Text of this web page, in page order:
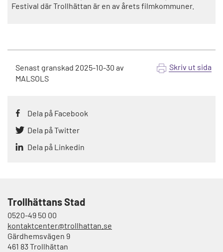
Festival där Trollhättan är en av årets filmkommuner.
Senast granskad 2025-10-30 av
MALSOLS
Skriv ut sida
Dela på Facebook
Dela på Twitter
Dela på Linkedin
Trollhättans Stad
0520-49 50 00
kontaktcenter@trollhattan.se
Gärdhemsvägen 9
461 83 Trollhättan